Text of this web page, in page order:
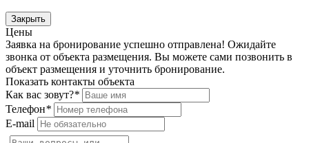
Закрыть
Цены
Заявка на бронирование успешно отправлена! Ожидайте
звонка от объекта размещения. Вы можете сами позвонить в
объект размещения и уточнить бронирование.
Показать контакты объекта
Как вас зовут?*
Телефон*
E-mail